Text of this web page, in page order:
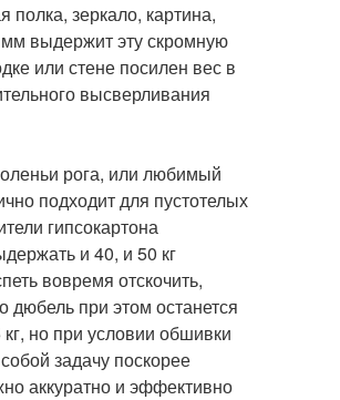
зеркало, картина,
выдержит эту скромную
или стене посилен вес в
высверливания
рога, или любимый
подходит для пустотелых
гипсокартона
и 40, и 50 кг
вовремя отскочить,
дюбель при этом останется
но при условии обшивки
задачу поскорее
аккуратно и эффективно